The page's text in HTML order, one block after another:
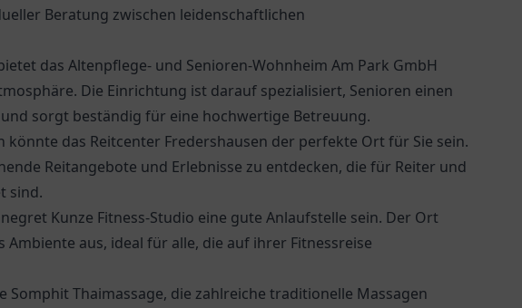
Beratung zwischen leidenschaftlichen
das Altenpflege- und Senioren-Wohnheim Am Park GmbH
Die Einrichtung ist darauf spezialisiert, Senioren einen
sorgt beständig für eine hochwertige Betreuung.
könnte das Reitcenter Fredershausen der perfekte Ort für Sie sein.
Reitangebote und Erlebnisse zu entdecken, die für Reiter und
sind.
Kunze Fitness-Studio eine gute Anlaufstelle sein. Der Ort
aus, ideal für alle, die auf ihrer Fitnessreise
Thaimassage, die zahlreiche traditionelle Massagen